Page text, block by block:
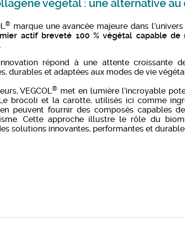
végétal : une alternative
® marque une avancée majeure dans
actif breveté 100 % végétal capable
répond à une attente croissante
durables et adaptées aux modes de vie
VEGCOL® met en lumière l’incroyable
brocoli et la carotte, utilisés ici comme
peuvent fournir des composés capables
Cette approche illustre le rôle du
solutions innovantes, performantes et